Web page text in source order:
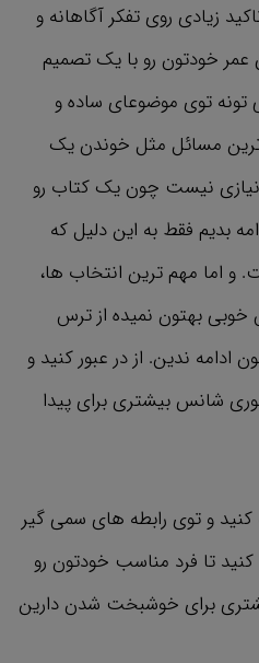
زیادی روی تفکر آگاهانه و
خودتون رو با یک تصمیم
توی موضوعای ساده و
ترین مسائل مثل خوندن یک
نیست چون یک کتاب رو
بدیم فقط به این دلیل که
اما مهم ترین انتخاب ها،
بهتون نمیده از ترس
ادامه ندین. از در عبور کنید و
شانس بیشتری برای پیدا
کنید و توی رابطه های سمی گیر
تا فرد مناسب خودتون رو
برای خوشبخت شدن دارین